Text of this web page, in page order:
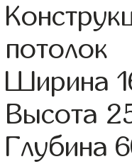
потолок
Ширина
Высота
Глубина